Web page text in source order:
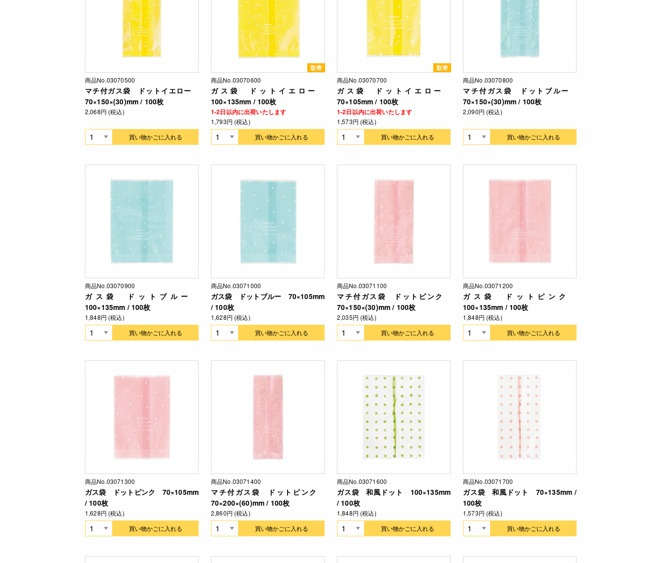
商品No.03070500
マチ付ガス袋 ドットイエロー
70×150×(30)mm / 100枚
2,068円 (税込)
買い物かごに入れる
取寄
商品No.03070600
ガス袋 ドットイエロー
100×135mm / 100枚
1-2日以内に出荷いたします
1,793円 (税込)
買い物かごに入れる
取寄
商品No.03070700
ガス袋 ドットイエロー
70×105mm / 100枚
1-2日以内に出荷いたします
1,573円 (税込)
買い物かごに入れる
商品No.03070800
マチ付ガス袋 ドットブルー
70×150×(30)mm / 100枚
2,090円 (税込)
買い物かごに入れる
商品No.03070900
ガス袋 ドットブルー
100×135mm / 100枚
1,848円 (税込)
買い物かごに入れる
商品No.03071000
ガス袋 ドットブルー 70×105mm
/ 100枚
1,628円 (税込)
買い物かごに入れる
商品No.03071100
マチ付ガス袋 ドットピンク
70×150×(30)mm / 100枚
2,035円 (税込)
買い物かごに入れる
商品No.03071200
ガス袋 ドットピンク
100×135mm / 100枚
1,848円 (税込)
買い物かごに入れる
商品No.03071300
ガス袋 ドットピンク 70×105mm
/ 100枚
1,628円 (税込)
買い物かごに入れる
商品No.03071400
マチ付ガス袋 ドットピンク
70×200×(60)mm / 100枚
2,860円 (税込)
買い物かごに入れる
商品No.03071600
ガス袋 和風ドット 100×135mm
/ 100枚
1,848円 (税込)
買い物かごに入れる
商品No.03071700
ガス袋 和風ドット 70×135mm /
100枚
1,573円 (税込)
買い物かごに入れる